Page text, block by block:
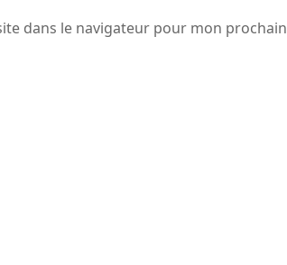
dans le navigateur pour mon prochain